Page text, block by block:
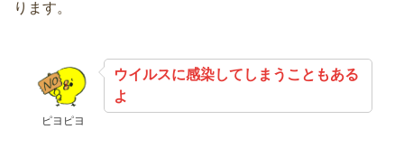
ります。
ピヨピヨ
ウイルスに感染してしまうこともある
よ